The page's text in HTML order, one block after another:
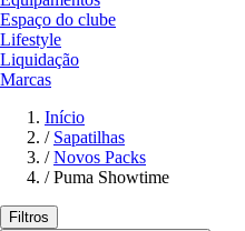
Espaço do clube
Lifestyle
Liquidação
Marcas
Início
/ Sapatilhas
/ Novos Packs
/ Puma Showtime
Filtros